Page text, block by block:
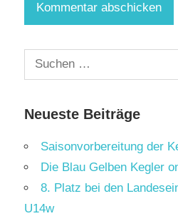
Suchen
nach:
Neueste Beiträge
Saisonvorbereitung der
Die Blau Gelben Kegler
8. Platz bei den
U14w